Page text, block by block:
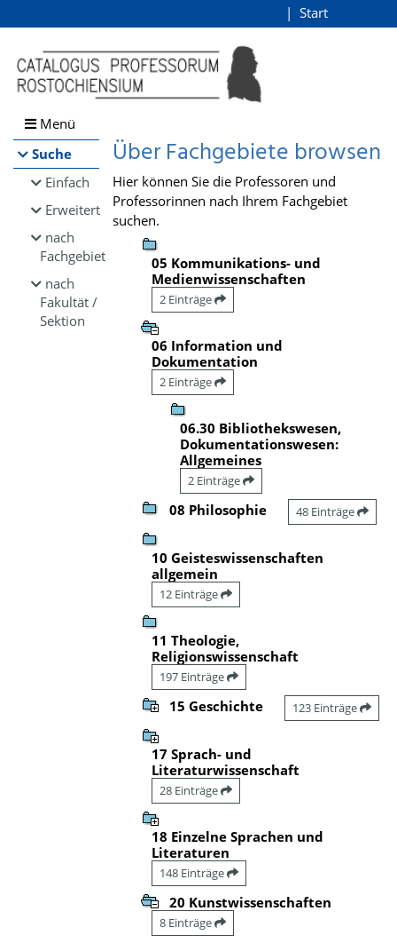
Browsen
direkt zum Inhalt
Start
Menü
Suche
Einfach
Erweitert
nach
Fachgebiet
nach
Fakultät /
Sektion
Über Fachgebiete browsen
Hier können Sie die Professoren und
Professorinnen nach Ihrem Fachgebiet
suchen.
05 Kommunikations- und
Medienwissenschaften
2 Einträge
06 Information und
Dokumentation
2 Einträge
06.30 Bibliothekswesen,
Dokumentationswesen:
Allgemeines
2 Einträge
08 Philosophie 48 Einträge
10 Geisteswissenschaften
allgemein
12 Einträge
11 Theologie,
Religionswissenschaft
197 Einträge
15 Geschichte 123 Einträge
17 Sprach- und
Literaturwissenschaft
28 Einträge
18 Einzelne Sprachen und
Literaturen
148 Einträge
20 Kunstwissenschaften
8 Einträge